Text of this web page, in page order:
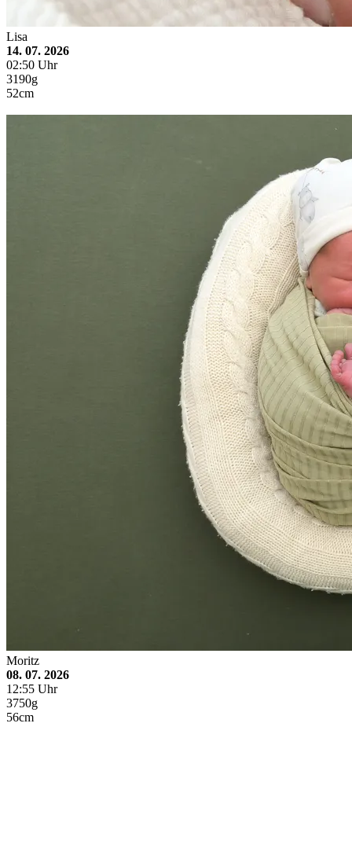
Lisa
14. 07. 2026
02:50 Uhr
3190g
52cm
Moritz
08. 07. 2026
12:55 Uhr
3750g
56cm